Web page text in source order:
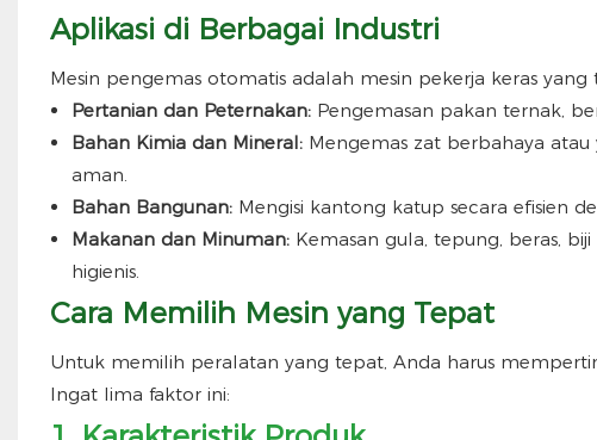
Aplikasi di Berbagai Industri
Mesin pengemas otomatis adalah mesin pekerja keras
Pertanian dan Peternakan: Pengemasan pakan ternak,
Bahan Kimia dan Mineral: Mengemas zat berbahaya
aman.
Bahan Bangunan: Mengisi kantong katup secara efisien
Makanan dan Minuman: Kemasan gula, tepung, beras,
higienis.
Cara Memilih Mesin yang Tepat
Untuk memilih peralatan yang tepat, Anda harus
Ingat lima faktor ini: